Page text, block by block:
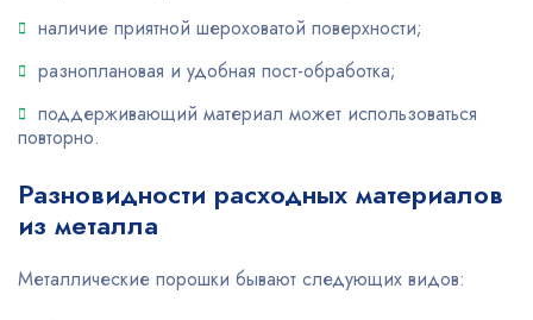
наличие приятной шероховатой поверхности;
разноплановая и удобная пост-обработка;
поддерживающий материал может использоваться
повторно.
Разновидности расходных материалов
из металла
Металлические порошки бывают следующих видов: